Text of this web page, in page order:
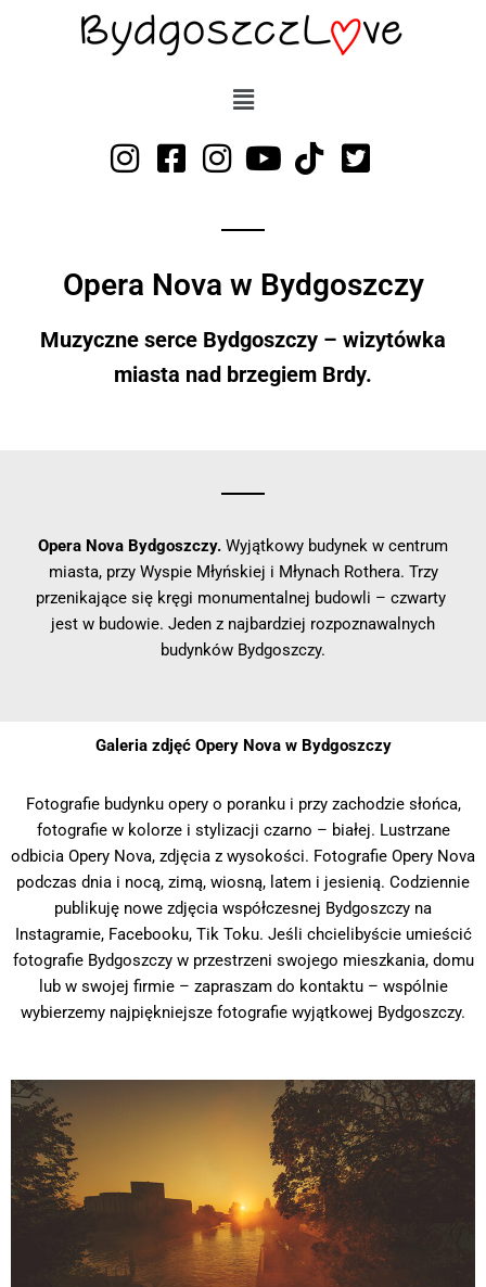
Opera Nova w Bydgoszczy
Muzyczne serce Bydgoszczy – wizytówka
miasta nad brzegiem Brdy.
Opera Nova Bydgoszczy. Wyjątkowy budynek w centrum
miasta, przy Wyspie Młyńskiej i Młynach Rothera. Trzy
przenikające się kręgi monumentalnej budowli – czwarty
jest w budowie. Jeden z najbardziej rozpoznawalnych
budynków Bydgoszczy.
Galeria zdjęć Opery Nova w Bydgoszczy
Fotografie budynku opery o poranku i przy zachodzie słońca,
fotografie w kolorze i stylizacji czarno – białej. Lustrzane
odbicia Opery Nova, zdjęcia z wysokości. Fotografie Opery Nova
podczas dnia i nocą, zimą, wiosną, latem i jesienią. Codziennie
publikuję nowe zdjęcia współczesnej Bydgoszczy na
Instagramie, Facebooku, Tik Toku. Jeśli chcielibyście umieścić
fotografie Bydgoszczy w przestrzeni swojego mieszkania, domu
lub w swojej firmie – zapraszam do kontaktu – wspólnie
wybierzemy najpiękniejsze fotografie wyjątkowej Bydgoszczy.